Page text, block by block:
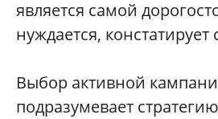
является самой
нуждается, констатирует
Выбор активной
подразумевает